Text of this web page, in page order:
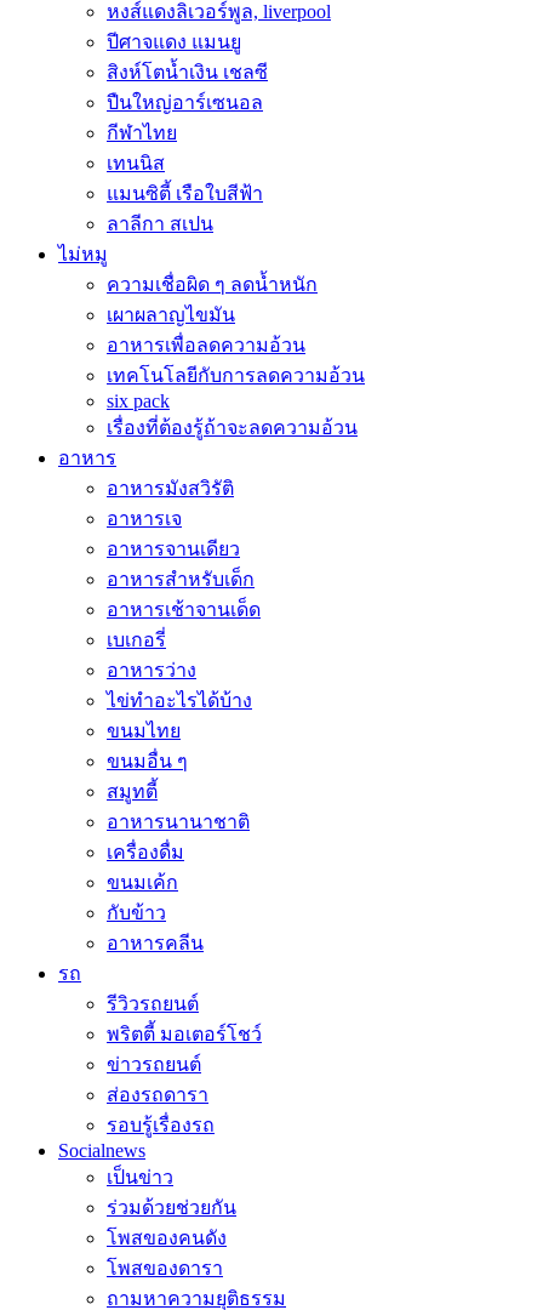
หงส์แดงลิเวอร์พูล, liverpool
ปีศาจแดง แมนยู
สิงห์โตน้ำเงิน เชลซี
ปืนใหญ่อาร์เซนอล
กีฬาไทย
เทนนิส
แมนซิตี้ เรือใบสีฟ้า
ลาลีกา สเปน
ไม่หมู
ความเชื่อผิด ๆ ลดน้ำหนัก
เผาผลาญไขมัน
อาหารเพื่อลดความอ้วน
เทคโนโลยีกับการลดความอ้วน
six pack
เรื่องที่ต้องรู้ถ้าจะลดความอ้วน
อาหาร
อาหารมังสวิรัติ
อาหารเจ
อาหารจานเดียว
อาหารสำหรับเด็ก
อาหารเช้าจานเด็ด
เบเกอรี่
อาหารว่าง
ไข่ทำอะไรได้บ้าง
ขนมไทย
ขนมอื่น ๆ
สมูทตี้
อาหารนานาชาติ
เครื่องดื่ม
ขนมเค้ก
กับข้าว
อาหารคลีน
รถ
รีวิวรถยนต์
พริตตี้ มอเตอร์โชว์
ข่าวรถยนต์
ส่องรถดารา
รอบรู้เรื่องรถ
Socialnews
เป็นข่าว
ร่วมด้วยช่วยกัน
โพสของคนดัง
โพสของดารา
ถามหาความยุติธรรม